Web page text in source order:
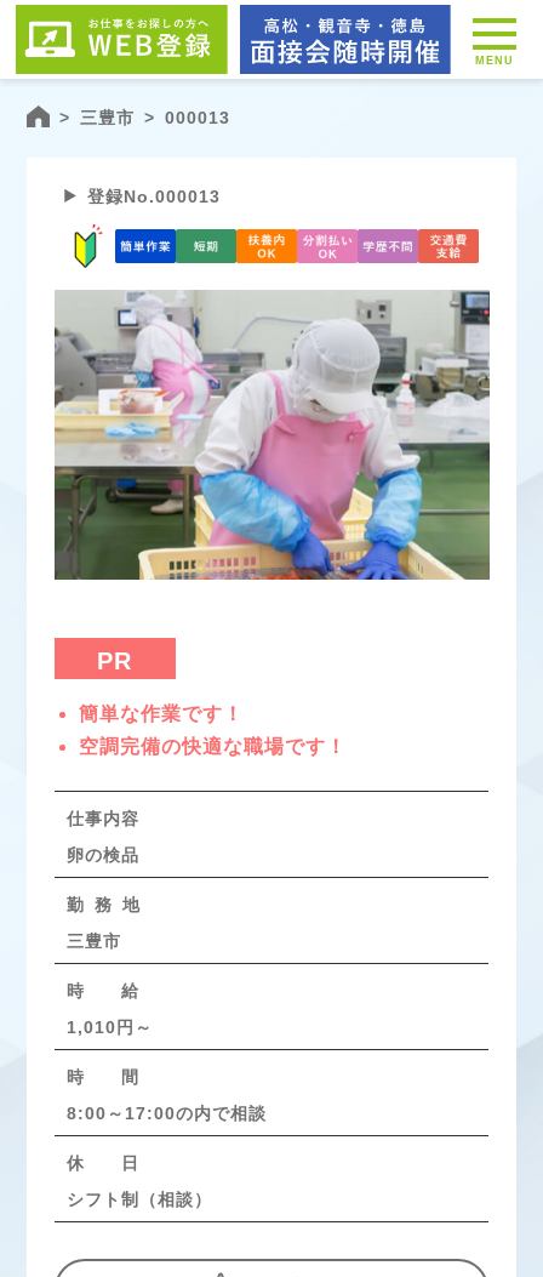
MENU
> 三豊市 > 000013
登録No.000013
PR
簡単な作業です！
空調完備の快適な職場です！
仕事内容
卵の検品
勤 務 地
三豊市
時 給
1,010円～
時 間
8:00～17:00の内で相談
休 日
シフト制（相談）